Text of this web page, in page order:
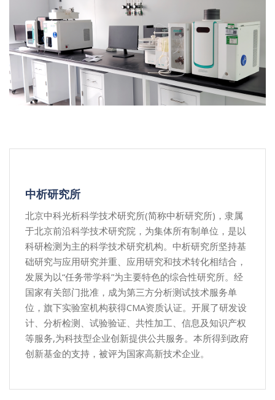
中析研究所
北京中科光析科学技术研究所(简称中析研究所)，隶属
于北京前沿科学技术研究院，为集体所有制单位，是以
科研检测为主的科学技术研究机构。中析研究所坚持基
础研究与应用研究并重、应用研究和技术转化相结合，
发展为以“任务带学科”为主要特色的综合性研究所。经
国家有关部门批准，成为第三方分析测试技术服务单
位，旗下实验室机构获得CMA资质认证。开展了研发设
计、分析检测、试验验证、共性加工、信息及知识产权
等服务,为科技型企业创新提供公共服务。本所得到政府
创新基金的支持，被评为国家高新技术企业。